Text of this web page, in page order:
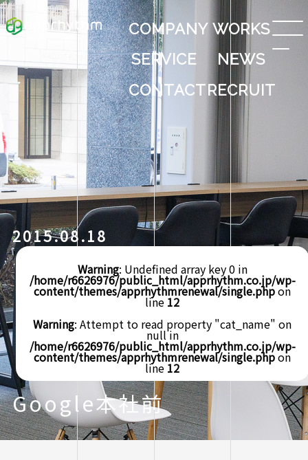
COMPANY WORKS
SERVICE
NEWS
CONTACTRECRUIT
2015.08.18
Warning: Undefined array key 0 in
/home/r6626976/public_html/apprhythm.co.jp/wp-
content/themes/apprhythmrenewal/single.phpon
line 12
Warning: Attempt to read property "cat_name" on
null in
/home/r6626976/public_html/apprhythm.co.jp/wp-
content/themes/apprhythmrenewal/single.phpon
line 12
Google本社前